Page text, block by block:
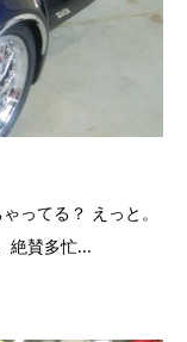
ってる？ えっと。
絶賛多忙...